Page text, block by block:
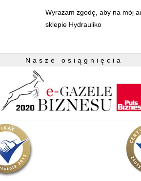
Wyrażam zgodę, aby na mój
sklepie Hydrauliko
Nasze osiągnięcia